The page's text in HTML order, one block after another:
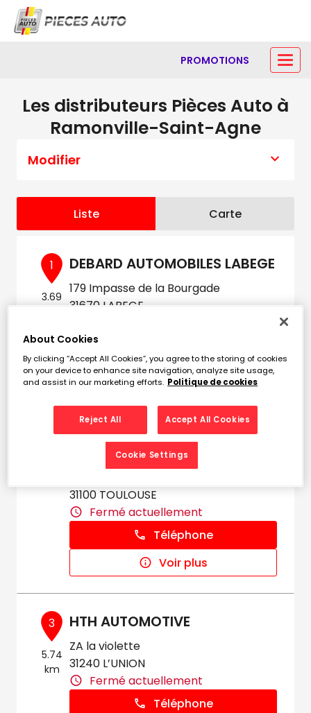
PROMOTIONS
Les distributeurs Pièces Auto à
Ramonville-Saint-Agne
Modifier
Liste Carte
1
3.69
DEBARD AUTOMOBILES LABEGE
179 Impasse de la Bourgade
31670 LABEGE
Voir plus
2
PIECES AUTO TOULOUSE -
31100 TOULOUSE
Fermé actuellement
Téléphone
Voir plus
3
5.74
km
HTH AUTOMOTIVE
ZA la violette
31240 L’UNION
Fermé actuellement
Téléphone
About Cookies
By clicking “Accept All Cookies”, you agree to the storing of cookies
on your device to enhance site navigation, analyze site usage,
and assist in our marketing efforts. Politique de cookies
Reject All Accept All Cookies
Cookie Settings